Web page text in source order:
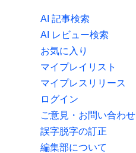
AI 記事検索
AI レビュー検索
お気に入り
マイプレイリスト
マイプレスリリース
ログイン
ご意見・お問い合わせ
誤字脱字の訂正
編集部について